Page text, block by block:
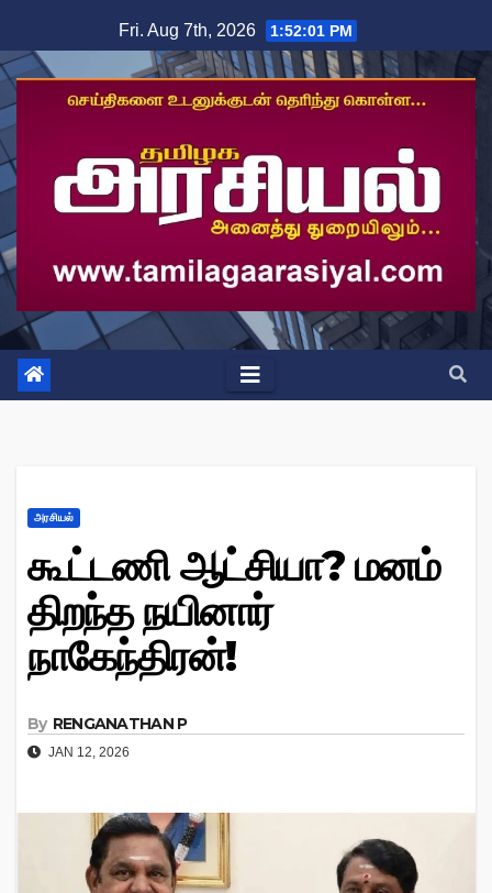
to
content
Fri. Aug 7th, 2026 1:52:02 PM
அரசியல்
கூட்டணி ஆட்சியா? மனம்
திறந்த நயினார்
நாகேந்திரன்!
By RENGANATHAN P
JAN 12, 2026